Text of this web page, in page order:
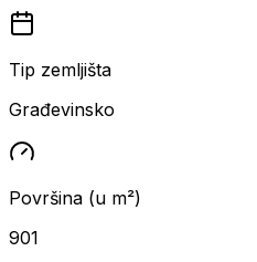
Tip zemljišta
Građevinsko
Površina (u m²)
901